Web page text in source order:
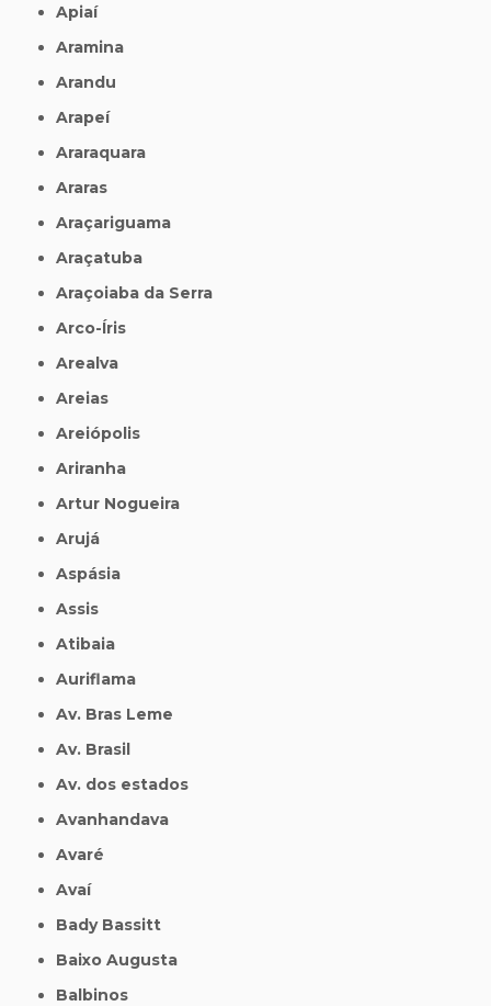
Apiaí
Aramina
Arandu
Arapeí
Araraquara
Araras
Araçariguama
Araçatuba
Araçoiaba da Serra
Arco-Íris
Arealva
Areias
Areiópolis
Ariranha
Artur Nogueira
Arujá
Aspásia
Assis
Atibaia
Auriflama
Av. Bras Leme
Av. Brasil
Av. dos estados
Avanhandava
Avaré
Avaí
Bady Bassitt
Baixo Augusta
Balbinos